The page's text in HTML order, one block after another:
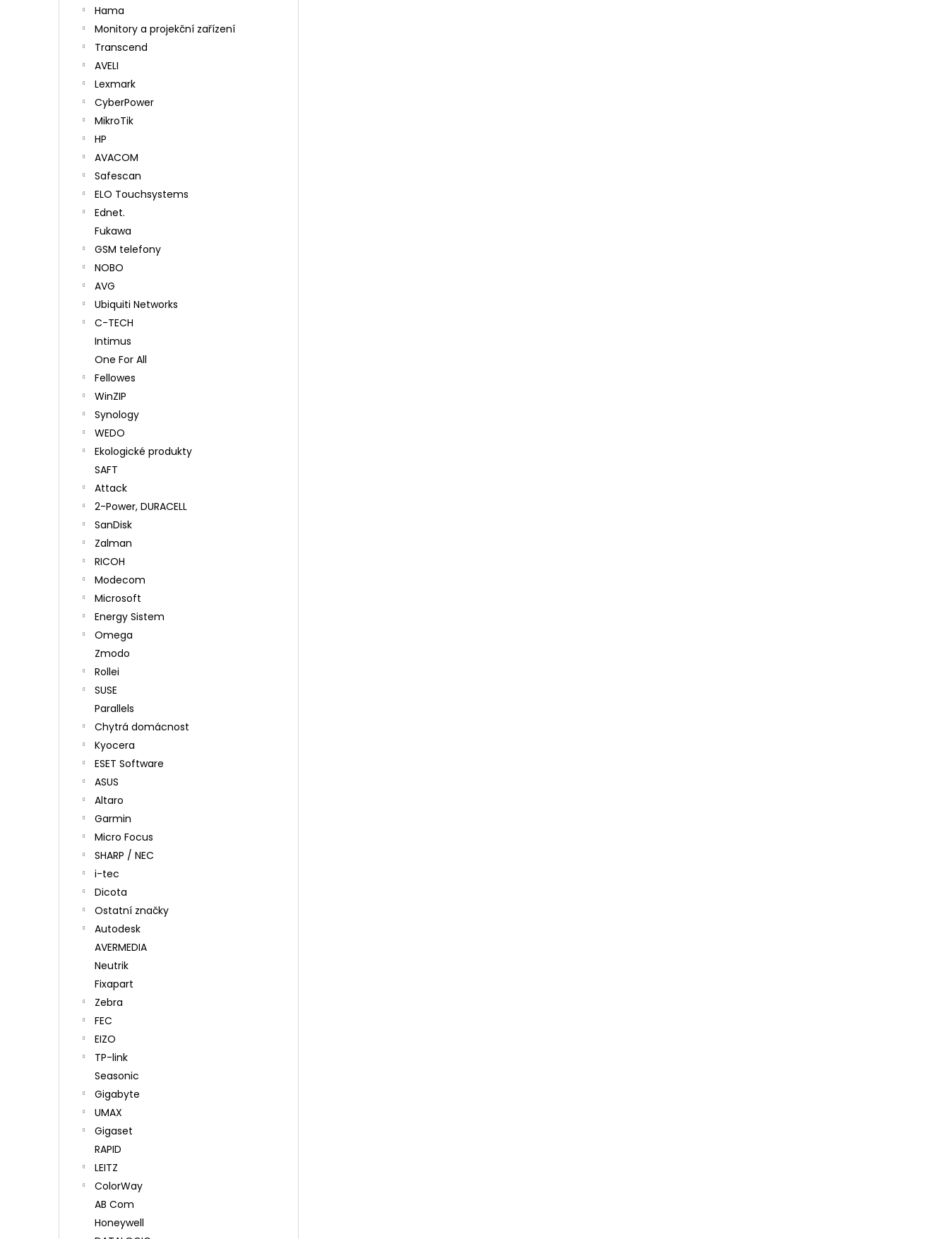
Hama
Monitory a projekční zařízení
Transcend
AVELI
Lexmark
CyberPower
MikroTik
HP
AVACOM
Safescan
ELO Touchsystems
Ednet.
Fukawa
GSM telefony
NOBO
AVG
Ubiquiti Networks
C-TECH
Intimus
One For All
Fellowes
WinZIP
Synology
WEDO
Ekologické produkty
SAFT
Attack
2-Power, DURACELL
SanDisk
Zalman
RICOH
Modecom
Microsoft
Energy Sistem
Omega
Zmodo
Rollei
SUSE
Parallels
Chytrá domácnost
Kyocera
ESET Software
ASUS
Altaro
Garmin
Micro Focus
SHARP / NEC
i-tec
Dicota
Ostatní značky
Autodesk
AVERMEDIA
Neutrik
Fixapart
Zebra
FEC
EIZO
TP-link
Seasonic
Gigabyte
UMAX
Gigaset
RAPID
LEITZ
ColorWay
AB Com
Honeywell